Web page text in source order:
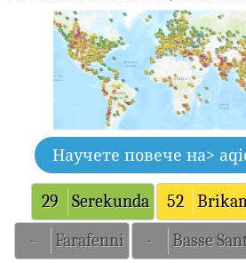
Научете повече на>
29 Serekunda 52
-
Farafenni - Basse